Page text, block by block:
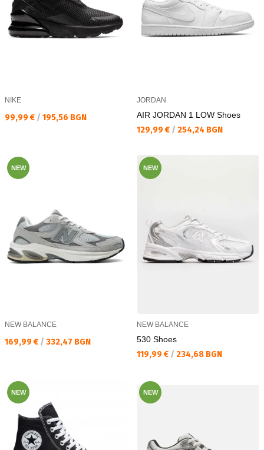
NIKE
Текуща цена:
99,99 € / 195,56 BGN
JORDAN
AIR JORDAN 1 LOW Shoes
Текуща цена:
129,99 € / 254,24 BGN
NEW
NEW BALANCE
Текуща цена:
169,99 € / 332,47 BGN
NEW
NEW BALANCE
530 Shoes
Текуща цена:
119,99 € / 234,68 BGN
NEW NEW